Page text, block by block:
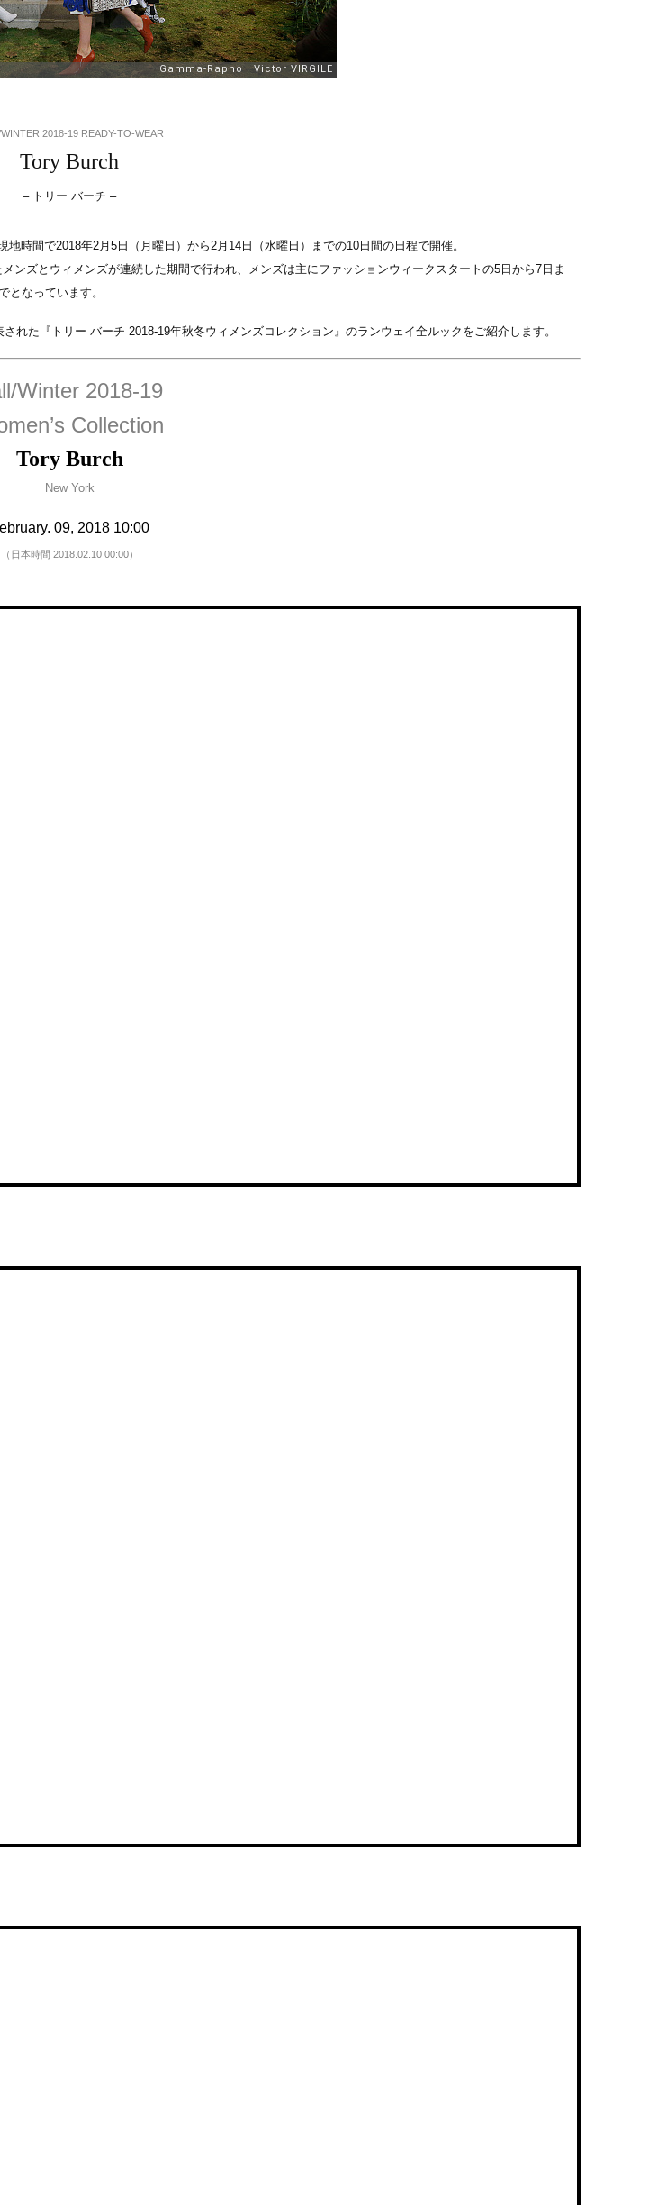
WINTER 2018-19 READY-TO-WEAR
Tory Burch
– トリー バーチ –
時間で2018年2月5日（月曜日）から2月14日（水曜日）までの10日間の日程で開催。
ズとウィメンズが連続した期間で行われ、メンズは主にファッションウィークスタートの5日から7日ま
となっています。
れた『トリー バーチ 2018-19年秋冬ウィメンズコレクション』のランウェイ全ルックをご紹介します。
Winter 2018-19
Collection
Tory Burch
New York
09, 2018 10:00
（日本時間 2018.02.10 00:00）